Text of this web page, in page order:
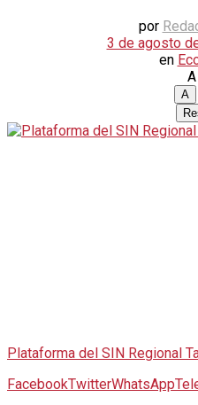
por
3 de agosto
en
A
A
Plataforma del SIN Regional
FacebookTwitterWhatsApp